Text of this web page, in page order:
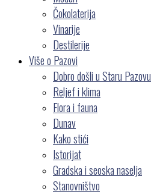
Čokolaterija
Vinarije
Destilerije
Više o Pazovi
Dobro došli u Staru Pazovu
Reljef i klima
Flora i fauna
Dunav
Kako stići
Istorijat
Gradska i seoska naselja
Stanovništvo